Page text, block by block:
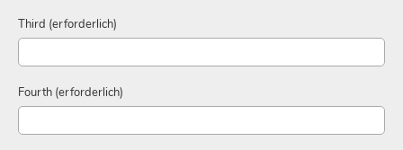
Third (erforderlich)
Fourth (erforderlich)